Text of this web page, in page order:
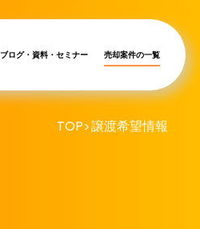
ブログ・資料・セミナー 売却案件の一覧
TOP>譲渡希望情報